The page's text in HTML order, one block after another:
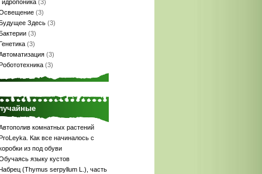
(3)
(3)
Здесь (3)
(3)
(3)
(3)
(3)
комнатных растений
Как все начиналось с
из под обуви
языку кустов
(Thymus serpyllum L.), часть